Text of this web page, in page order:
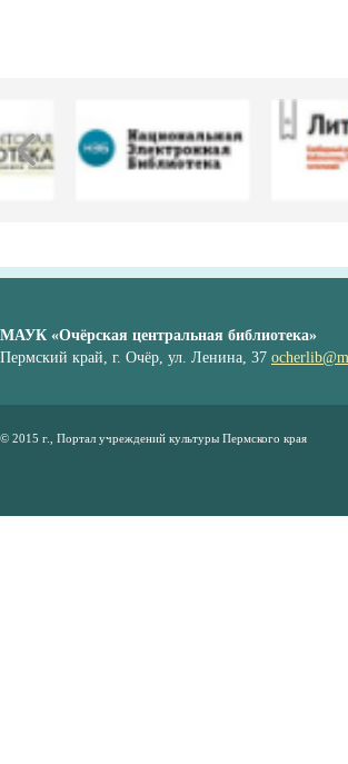
МАУК «Очёрская центральная библиотека»
Пермский край, г. Очёр, ул. Ленина, 37
© 2015 г., Портал учреждений культуры Пермского края